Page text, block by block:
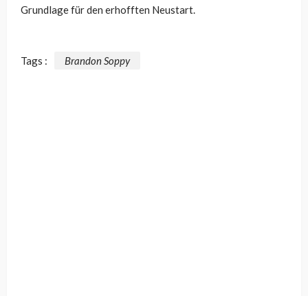
Grundlage für den erhofften Neustart.
Tags : Brandon Soppy